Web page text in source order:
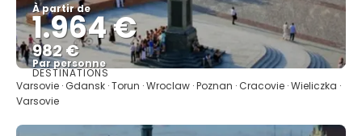
À partir de
1.964 €
982 €
Par personne
Afficher
DESTINATIONS
Varsovie · Gdansk · Torun · Wroclaw · Poznan · Cracovie · Wieliczka ·
Varsovie